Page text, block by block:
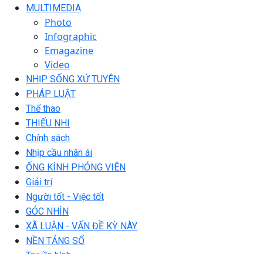
MULTIMEDIA
Photo
Infographic
Emagazine
Video
NHỊP SỐNG XỨ TUYÊN
PHÁP LUẬT
Thể thao
THIẾU NHI
Chính sách
Nhịp cầu nhân ái
ỐNG KÍNH PHÓNG VIÊN
Giải trí
Người tốt - Việc tốt
GÓC NHÌN
XÃ LUẬN - VẤN ĐỀ KỲ NÀY
NỀN TẢNG SỐ